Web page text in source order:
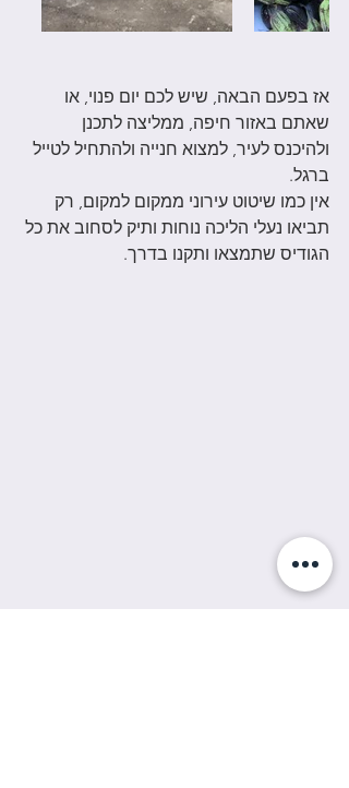
אז בפעם הבאה, שיש לכם יום פנוי, או
שאתם באזור חיפה, ממליצה לתכנן
ולהיכנס לעיר, למצוא חנייה ולהתחיל לטייל
ברגל.
אין כמו שיטוט עירוני ממקום למקום, רק
תביאו נעלי הליכה נוחות ותיק לסחוב את כל
הגודיס שתמצאו ותקנו בדרך.